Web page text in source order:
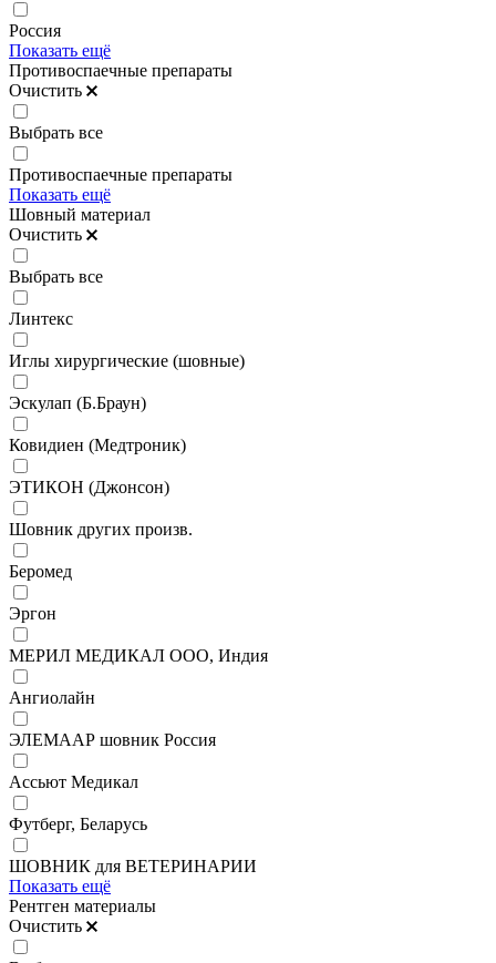
Россия
Показать ещё
Противоспаечные препараты
Очистить
Выбрать все
Противоспаечные препараты
Показать ещё
Шовный материал
Очистить
Выбрать все
Линтекс
Иглы хирургические (шовные)
Эскулап (Б.Браун)
Ковидиен (Медтроник)
ЭТИКОН (Джонсон)
Шовник других произв.
Беромед
Эргон
МЕРИЛ МЕДИКАЛ ООО, Индия
Ангиолайн
ЭЛЕМААР шовник Россия
Ассьют Медикал
Футберг, Беларусь
ШОВНИК для ВЕТЕРИНАРИИ
Показать ещё
Рентген материалы
Очистить